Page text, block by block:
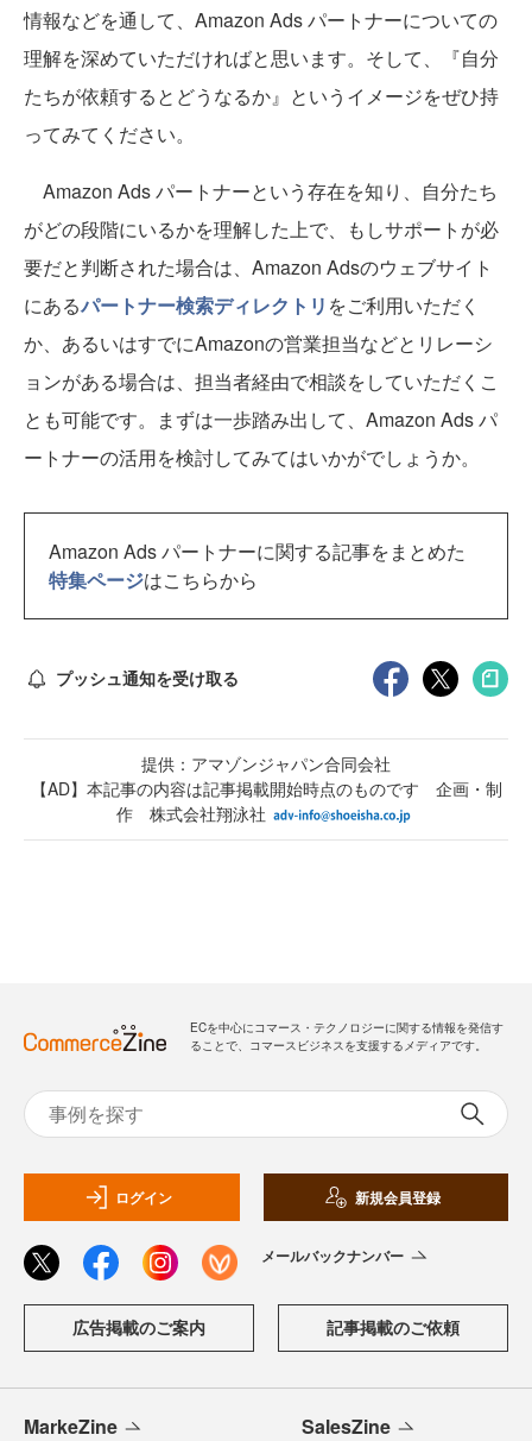
情報などを通して、Amazon Ads パートナーについての
理解を深めていただければと思います。そして、『自分
たちが依頼するとどうなるか』というイメージをぜひ持
ってみてください。
Amazon Ads パートナーという存在を知り、自分たち
がどの段階にいるかを理解した上で、もしサポートが必
要だと判断された場合は、Amazon Adsのウェブサイト
にあるパートナー検索ディレクトリ をご利用いただく
か、あるいはすでにAmazonの営業担当などとリレーシ
ョンがある場合は、担当者経由で相談をしていただくこ
とも可能です。まずは一歩踏み出して、Amazon Ads パ
ートナーの活用を検討してみてはいかがでしょうか。
Amazon Ads パートナーに関する記事をまとめた
特集ページはこちらから
プッシュ通知を受け取る
提供：アマゾンジャパン合同会社
【AD】本記事の内容は記事掲載開始時点のものです 企画・制
作 株式会社翔泳社
ECを中心にコマース・テクノロジーに関する情報を発信す
ることで、コマースビジネスを支援するメディアです。
ログイン 新規会員登録
メールバックナンバー
広告掲載のご案内 記事掲載のご依頼
MarkeZine SalesZine